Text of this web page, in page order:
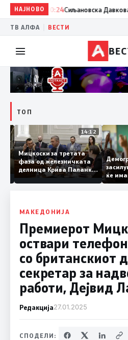
НАЈНОВО
20:24 Сиљановска Давкова на
ТВ АЛФА ВЕСТИ
ТОП
15:20
Во
14:12
Мицкоски за третата
фаза од железничката
делница Крива Паланка
– Деве Баир: Проектот
нема да заврши на
целина
ќе
МАКЕДОНИЈА
Премиерот
оствари
со британскиот
секретар за
работи, Дејвид
Редакција27.01.2025
СПОДЕЛИ: